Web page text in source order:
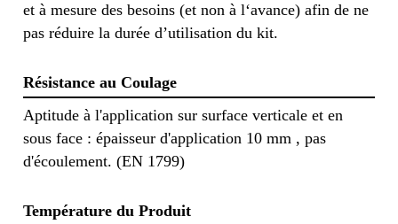
et à mesure des besoins (et non à l‘avance) afin de ne
pas réduire la durée d’utilisation du kit.
Résistance au Coulage
Aptitude à l'application sur surface verticale et en
sous face : épaisseur d'application 10 mm , pas
d'écoulement. (EN 1799)
Température du Produit